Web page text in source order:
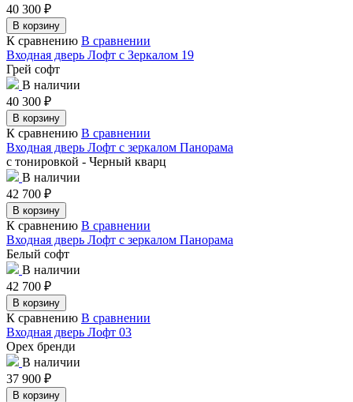
40 300 ₽
В корзину
К сравнению В сравнении
Входная дверь Лофт с Зеркалом 19
Грей софт
В наличии
40 300 ₽
В корзину
К сравнению В сравнении
Входная дверь Лофт с зеркалом Панорама
с тонировкой - Черный кварц
В наличии
42 700 ₽
В корзину
К сравнению В сравнении
Входная дверь Лофт с зеркалом Панорама
Белый софт
В наличии
42 700 ₽
В корзину
К сравнению В сравнении
Входная дверь Лофт 03
Орех бренди
В наличии
37 900 ₽
В корзину